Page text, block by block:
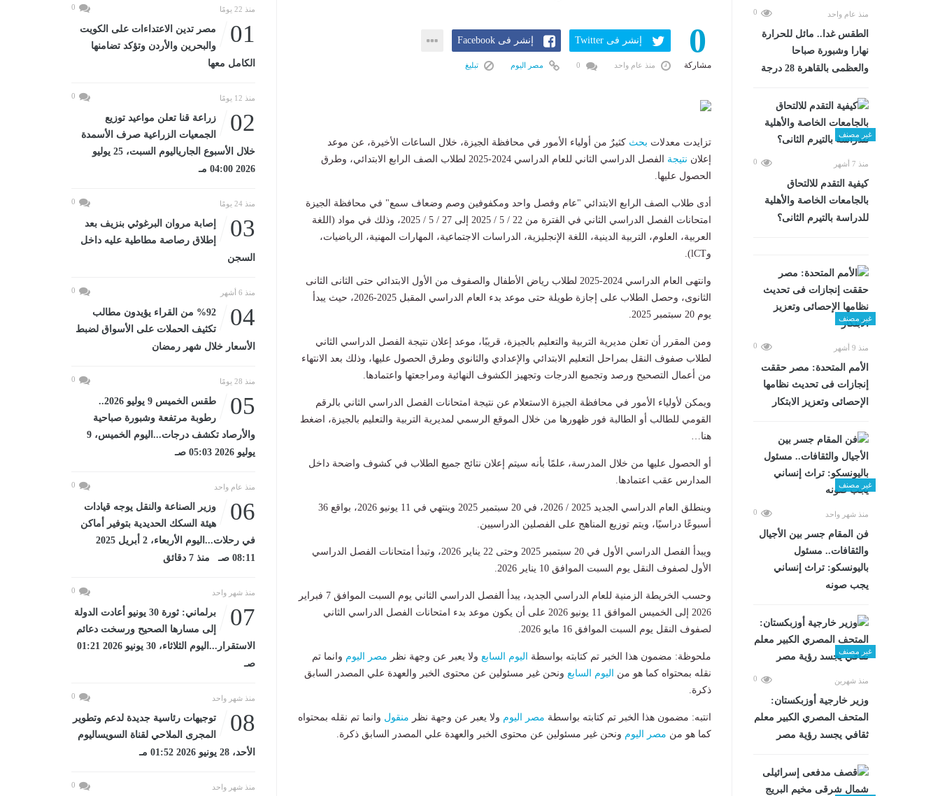
منذ عام واحد 0
الطقس غدا.. مائل للحرارة
نهارا وشبورة صباحا
والعظمى بالقاهرة 28 درجة
غير مصنف
منذ 7 أشهر 0
كيفية التقدم للالتحاق
بالجامعات الخاصة والأهلية
للدراسة بالتيرم الثانى؟
غير مصنف
منذ 9 أشهر 0
الأمم المتحدة: مصر حققت
إنجازات فى تحديث نظامها
الإحصائى وتعزيز الابتكار
غير مصنف
منذ شهر واحد 0
فن المقام جسر بين الأجيال
والثقافات.. مسئول
باليونسكو: تراث إنساني
يجب صونه
غير مصنف
منذ شهرين 0
وزير خارجية أوزبكستان:
المتحف المصري الكبير معلم
ثقافي يجسد رؤية مصر
0
مشاركة
إنشر فى Twitter إنشر فى Facebook
منذ عام واحد مصر اليوم تبليغ
تزايدت معدلات بحث كثيرٌ من أولياء الأمور في محافظة الجيزة، خلال الساعات الأخيرة، عن موعد
إعلان نتيجة
الفصل الدراسي الثاني للعام الدراسي 2024-2025 لطلاب الصف الرابع الابتدائي، وطرق
الحصول عليها.
أدى طلاب الصف الرابع الابتدائي "عام وفصل واحد ومكفوفين وصم وضعاف سمع" في محافظة الجيزة
امتحانات الفصل الدراسي الثاني في الفترة من 22 / 5 / 2025 إلى 27 / 5 / 2025، وذلك في مواد (اللغة
العربية، العلوم، التربية الدينية، اللغة الإنجليزية، الدراسات الاجتماعية، المهارات المهنية، الرياضيات،
وlCT).
وانتهى العام الدراسي 2024-2025 لطلاب رياض الأطفال والصفوف من الأول الابتدائي حتى الثانى الثانى
الثانوى، وحصل الطلاب على إجازة طويلة حتى موعد بدء العام الدراسي المقبل 2025-2026، حيث يبدأ
يوم 20 سبتمبر 2025.
ومن المقرر أن تعلن مديرية التربية والتعليم بالجيزة، قريبًا، موعد إعلان نتيجة الفصل الدراسي الثاني
لطلاب صفوف النقل بمراحل التعليم الابتدائي والإعدادي والثانوي وطرق الحصول عليها، وذلك بعد الانتهاء
من أعمال التصحيح ورصد وتجميع الدرجات وتجهيز الكشوف النهائية ومراجعتها واعتمادها.
ويمكن لأولياء الأمور في محافظة الجيزة الاستعلام عن نتيجة امتحانات الفصل الدراسي الثاني بالرقم
القومي للطالب أو الطالبة فور ظهورها من خلال الموقع الرسمي لمديرية التربية والتعليم بالجيزة، اضغط
هنا…
أو الحصول عليها من خلال المدرسة، علمًا بأنه سيتم إعلان نتائج جميع الطلاب في كشوف واضحة داخل
المدارس عقب اعتمادها.
وينطلق العام الدراسي الجديد 2025 / 2026، في 20 سبتمبر 2025 وينتهي في 11 يونيو 2026، بواقع 36
أسبوعًا دراسيًا، ويتم توزيع المناهج على الفصلين الدراسيين.
ويبدأ الفصل الدراسي الأول في 20 سبتمبر 2025 وحتى 22 يناير 2026، وتبدأ امتحانات الفصل الدراسي
الأول لصفوف النقل يوم السبت الموافق 10 يناير 2026.
وحسب الخريطة الزمنية للعام الدراسي الجديد، يبدأ الفصل الدراسي الثاني يوم السبت الموافق 7 فبراير
2026 إلى الخميس الموافق 11 يونيو 2026 على أن يكون موعد بدء امتحانات الفصل الدراسي الثاني
لصفوف النقل يوم السبت الموافق 16 مايو 2026.
ملحوظة: مضمون هذا الخبر تم كتابته بواسطة اليوم السابع ولا يعبر عن وجهة نظر مصر اليوم وانما تم
نقله بمحتواه كما هو من
اليوم السابع ونحن غير مسئولين عن محتوى الخبر والعهدة علي المصدر السابق
ذكرة.
انتبه: مضمون هذا الخبر تم كتابته بواسطة مصر اليوم ولا يعبر عن وجهة نظر منقول وانما تم نقله بمحتواه
كما هو من مصر اليوم ونحن غير مسئولين عن محتوى الخبر والعهدة علي المصدر السابق ذكرة.
منذ 22 يومًا 0
01
مصر تدين الاعتداءات على الكويت
والبحرين والأردن وتؤكد تضامنها
الكامل معها
منذ 12 يومًا 0
02
زراعة قنا تعلن مواعيد توزيع
الجمعيات الزراعية صرف الأسمدة
خلال الأسبوع الجارياليوم السبت، 25 يوليو
2026 04:00 مـ
منذ 24 يومًا 0
03
إصابة مروان البرغوثي بنزيف بعد
إطلاق رصاصة مطاطية عليه داخل
السجن
منذ 6 أشهر 0
04
%92 من القراء يؤيدون مطالب
تكثيف الحملات على الأسواق لضبط
الأسعار خلال شهر رمضان
منذ 28 يومًا 0
05
طقس الخميس 9 يوليو 2026..
رطوبة مرتفعة وشبورة صباحية
والأرصاد تكشف درجات...اليوم الخميس، 9
يوليو 2026 05:03 صـ
منذ عام واحد 0
06
وزير الصناعة والنقل يوجه قيادات
هيئة السكك الحديدية بتوفير أماكن
في رحلات...اليوم الأربعاء، 2 أبريل 2025
08:11 صـ منذ 7 دقائق
منذ شهر واحد 0
07
برلماني: ثورة 30 يونيو أعادت الدولة
إلى مسارها الصحيح ورسخت دعائم
الاستقرار...اليوم الثلاثاء، 30 يونيو 2026 01:21
صـ
منذ شهر واحد 0
08
توجيهات رئاسية جديدة لدعم وتطوير
المجرى الملاحي لقناة السويساليوم
الأحد، 28 يونيو 2026 01:52 مـ
منذ شهر واحد 0